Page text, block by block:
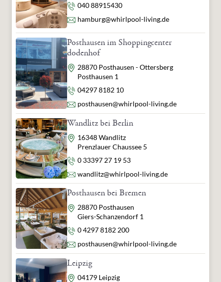
Telefon
040 88915430
E-Mail
hamburg@whirlpool-living.de
Posthausen im Shoppingcenter
dodenhof
Adresse
28870 Posthausen - Ottersberg
Posthausen 1
Telefon
04297 8182 10
E-Mail
posthausen@whirlpool-living.de
Wandlitz bei Berlin
Adresse
16348 Wandlitz
Prenzlauer Chaussee 5
Telefon
0 33397 27 19 53
E-Mail
wandlitz@whirlpool-living.de
Posthausen bei Bremen
Adresse
28870 Posthausen
Giers-Schanzendorf 1
Telefon
0 4297 8182 200
E-Mail
posthausen@whirlpool-living.de
Leipzig
Adresse
04179 Leipzig